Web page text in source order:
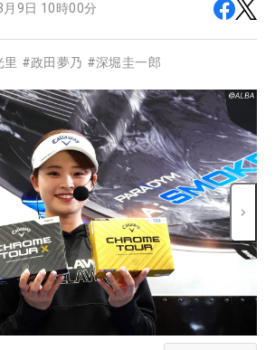
月9日 10時00分
里 #政田夢乃 #深堀圭一郎